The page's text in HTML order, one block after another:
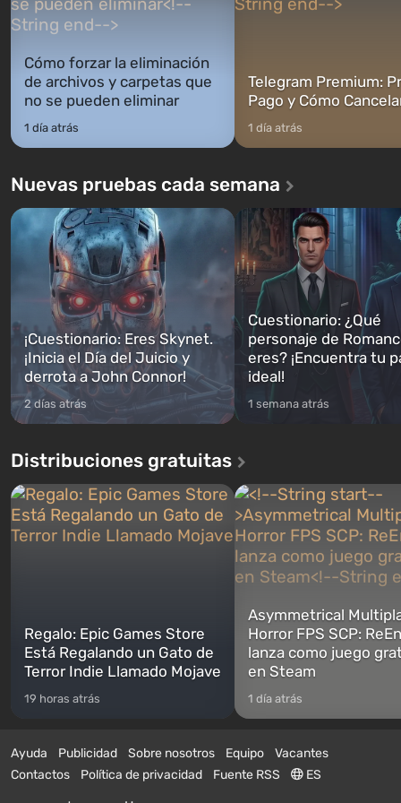
Cómo forzar la eliminación
de archivos y carpetas que
no se pueden eliminar
1 día atrás
Telegram Premium:
Pago y Cómo
1 día atrás
Nuevas pruebas cada semana
¡Cuestionario: Eres Skynet.
¡Inicia el Día del Juicio y
derrota a John Connor!
2 días atrás
Cuestionario: ¿Qué
personaje de
eres? ¡Encuentra tu
ideal!
1 semana atrás
Distribuciones gratuitas
Regalo: Epic Games Store
Está Regalando un Gato de
Terror Indie Llamado Mojave
19 horas atrás
Asymmetrical
Horror FPS SCP:
lanza como juego
en Steam
1 día atrás
Ayuda Publicidad Sobre nosotros Equipo
Vacantes
Contactos
Política de privacidad Fuente RSS ES